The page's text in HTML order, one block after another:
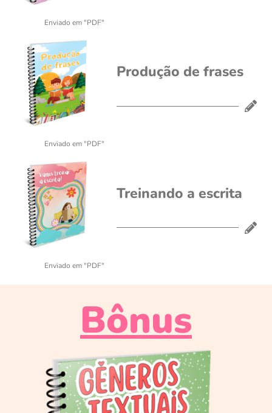
Enviado em "PDF"
Enviado em "PDF"
Produção de frases
Enviado em "PDF"
Treinando a escrita
Bônus